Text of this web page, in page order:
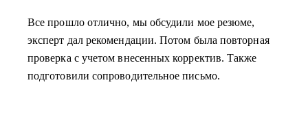
Все прошло отлично, мы обсудили мое резюме,
эксперт дал рекомендации. Потом была повторная
проверка с учетом внесенных корректив. Также
подготовили сопроводительное письмо.